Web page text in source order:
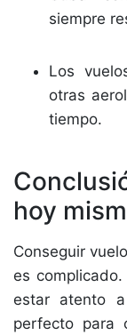
siempre
Los
otras
tiempo.
hoy
Conseguir
es
estar atento
perfecto para